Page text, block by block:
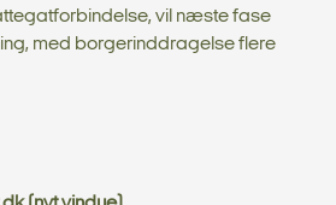
vil næste fase
med borgerinddragelse flere